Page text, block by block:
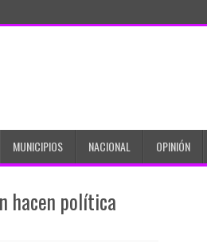
MUNICIPIOS NACIONAL OPINIÓN
hacen política